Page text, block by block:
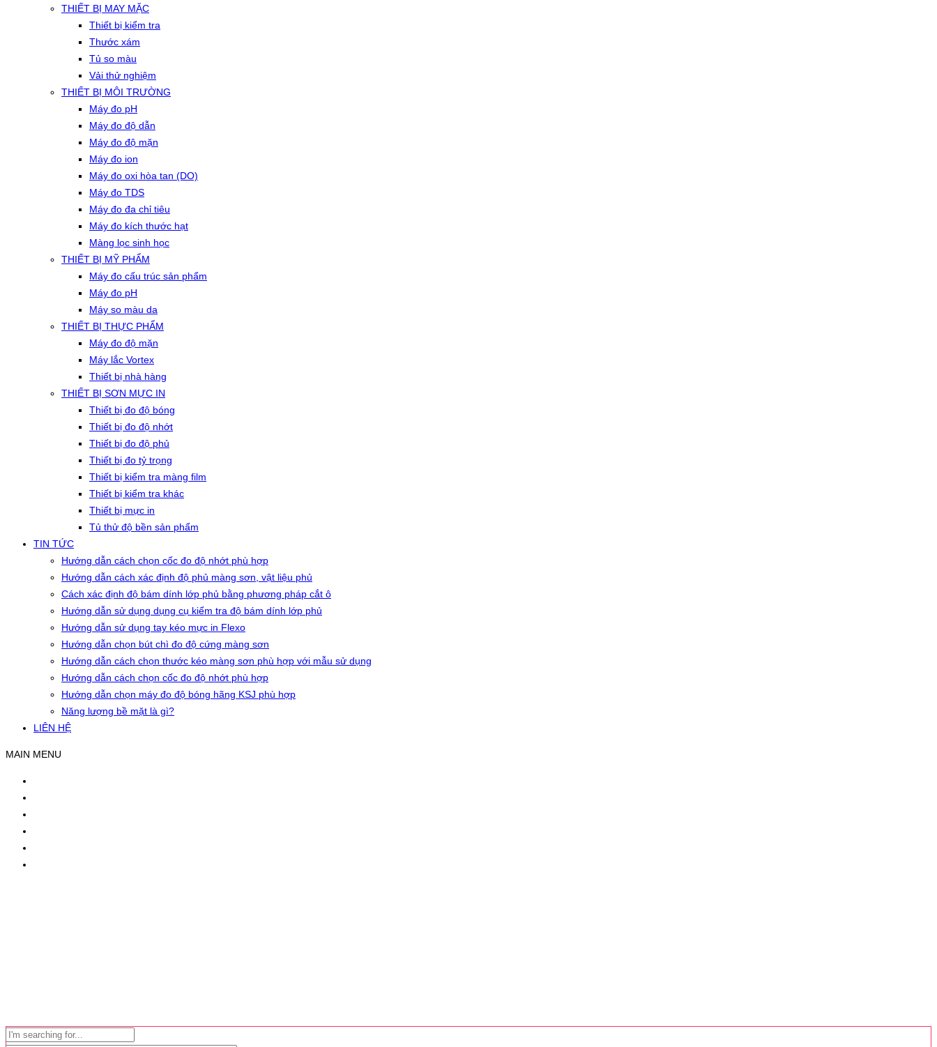
THIẾT BỊ MAY MẶC
Thiết bị kiểm tra
Thước xám
Tủ so màu
Vải thử nghiệm
THIẾT BỊ MÔI TRƯỜNG
Máy đo pH
Máy đo độ dẫn
Máy đo độ mặn
Máy đo ion
Máy đo oxi hòa tan (DO)
Máy đo TDS
Máy đo đa chỉ tiêu
Máy đo kích thước hạt
Màng lọc sinh học
THIẾT BỊ MỸ PHẨM
Máy đo cấu trúc sản phẩm
Máy đo pH
Máy so màu da
THIẾT BỊ THỰC PHẨM
Máy đo độ mặn
Máy lắc Vortex
Thiết bị nhà hàng
THIẾT BỊ SƠN MỰC IN
Thiết bị đo độ bóng
Thiết bị đo độ nhớt
Thiết bị đo độ phủ
Thiết bị đo tỷ trọng
Thiết bị kiểm tra màng film
Thiết bị kiểm tra khác
Thiết bị mực in
Tủ thử độ bền sản phẩm
TIN TỨC
Hướng dẫn cách chọn cốc đo độ nhớt phù hợp
Hướng dẫn cách xác định độ phủ màng sơn, vật liệu phủ
Cách xác định độ bám dính lớp phủ bằng phương pháp cắt ô
Hướng dẫn sử dụng dụng cụ kiểm tra độ bám dính lớp phủ
Hướng dẫn sử dụng tay kéo mực in Flexo
Hướng dẫn chọn bút chì đo độ cứng màng sơn
Hướng dẫn cách chọn thước kéo màng sơn phù hợp với mẫu sử dụng
Hướng dẫn cách chọn cốc đo độ nhớt phù hợp
Hướng dẫn chọn máy đo độ bóng hãng KSJ phù hợp
Năng lượng bề mặt là gì?
LIÊN HỆ
MAIN MENU